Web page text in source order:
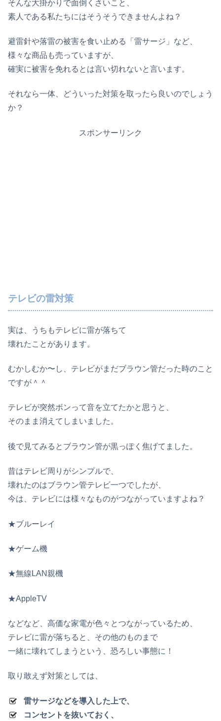
そんな大掛かりで面倒くさいこと、
素人である私たちにはそうそうできませんよね？
避雷針や落雷の被害を食い止める「雷サージ」など、
様々な商品も売っていますが、
確実に被害を免れるとは言い切れないと言います。
それなら一体、どういった対策を取ったら良いのでしょう
か？
スポンサーリンク
テレビの雷対策
実は、うちもテレビに雷が落ちて
壊れたことがあります。
むかしむか〜し、テレビがまだブラウン管だった時のこと
ですが＾＾
テレビが突然ボンって音を立てたかと思うと、
そのまま消えてしまいました。
後で見てみるとブラウン管が黒っぽく焦げてました。
昔はテレビ周りがシンプルで、
壊れたのはブラウン管テレビ一つでしたが、
今は、テレビには様々なものがつながっていますよね？
★ブルーレイ
★ゲーム機
★無線LAN親機
★AppleTV
などなど、高価な家電が色々とつながっているため、
テレビに雷が落ちると、その他のものまで
一緒に壊れてしまうという、恐ろしい事態に！
取り敢えず対策としては、
雷サージなどを導入した上で、
コンセントを抜いておく、